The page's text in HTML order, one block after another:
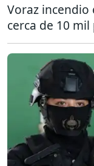
Voraz
cerca de 10